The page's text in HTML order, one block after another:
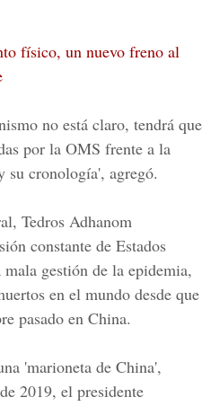
físico, un nuevo freno al
no está claro, tendrá que
por la OMS frente a la
su cronología', agregó.
Tedros Adhanom
constante de Estados
gestión de la epidemia,
en el mundo desde que
pasado en China.
'marioneta de China',
2019, el presidente